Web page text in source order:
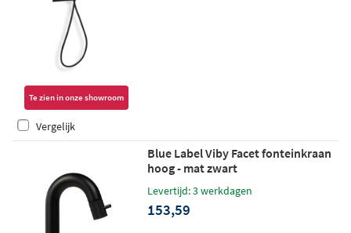
Te zien in onze showroom
Vergelijk
Blue Label Viby Facet fonteinkraan
hoog - mat zwart
Levertijd: 3 werkdagen
153,59